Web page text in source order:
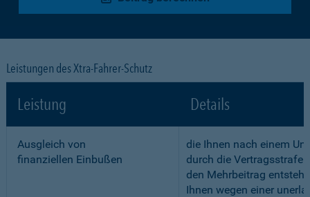
Leistungen des Xtra-Fahrer-Schutz
Leistung Details
Ausgleich von
finanziellen Einbußen
die Ihnen nach einem
durch die Vertragsstrafe
den Mehrbeitrag
Ihnen wegen einer